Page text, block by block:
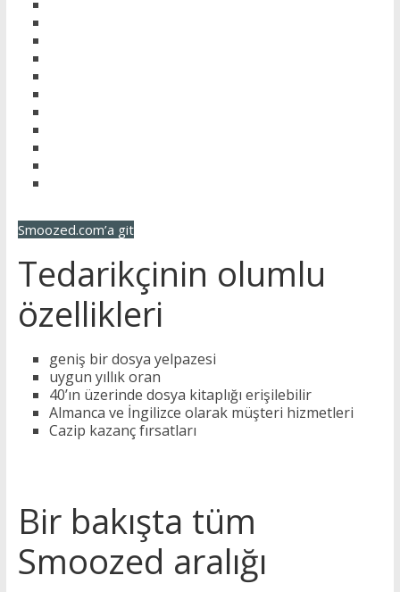
Smoozed.com’a git
Tedarikçinin olumlu
özellikleri
geniş bir dosya yelpazesi
uygun yıllık oran
40’ın üzerinde dosya kitaplığı erişilebilir
Almanca ve İngilizce olarak müşteri hizmetleri
Cazip kazanç fırsatları
Bir bakışta tüm
Smoozed aralığı